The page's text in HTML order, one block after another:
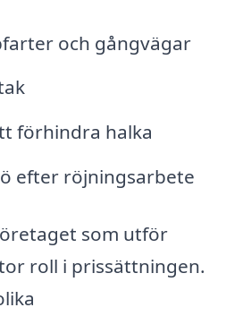
och gångvägar
förhindra halka
efter röjningsarbete
som utför
roll i prissättningen.